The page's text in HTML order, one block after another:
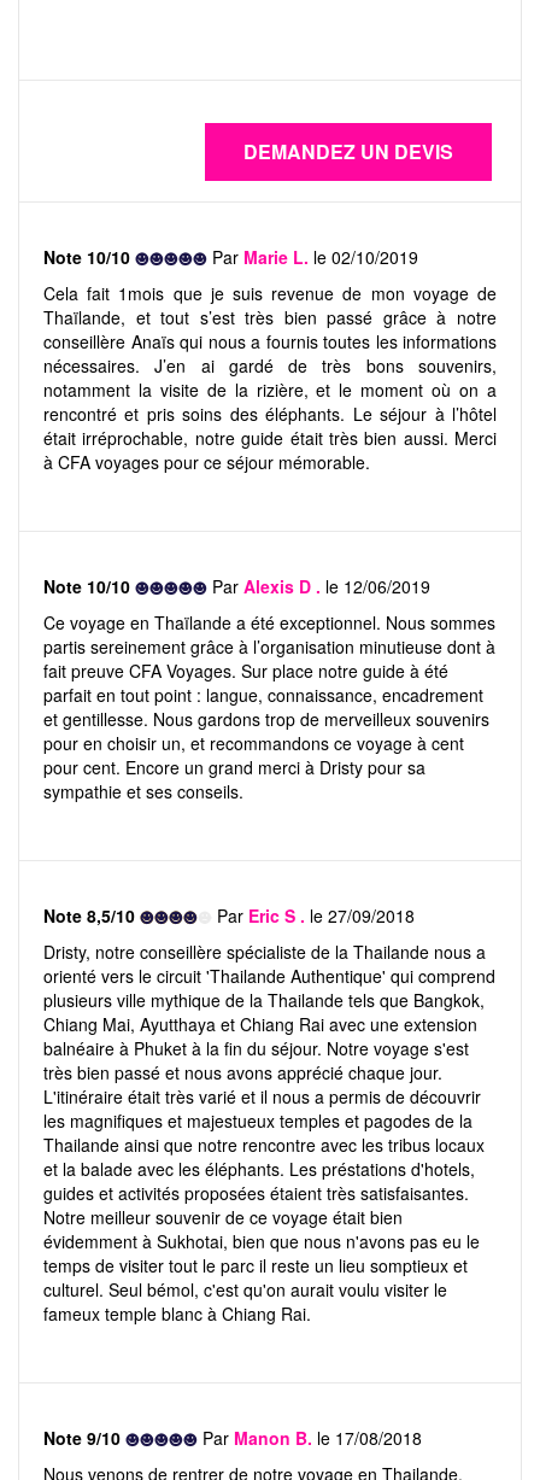
Note 10/10 Par Marie L. le 02/10/2019
Cela fait 1mois que je suis revenue de mon voyage de
Thaïlande, et tout s’est très bien passé grâce à notre
conseillère Anaïs qui nous a fournis toutes les informations
nécessaires. J’en ai gardé de très bons souvenirs,
notamment la visite de la rizière, et le moment où on a
rencontré et pris soins des éléphants. Le séjour à l’hôtel
était irréprochable, notre guide était très bien aussi. Merci
à CFA voyages pour ce séjour mémorable.
Note 10/10 Par Alexis D . le 12/06/2019
Ce voyage en Thaïlande a été exceptionnel. Nous sommes
partis sereinement grâce à l’organisation minutieuse dont à
fait preuve CFA Voyages. Sur place notre guide à été
parfait en tout point : langue, connaissance, encadrement
et gentillesse. Nous gardons trop de merveilleux souvenirs
pour en choisir un, et recommandons ce voyage à cent
pour cent. Encore un grand merci à Dristy pour sa
sympathie et ses conseils.
Note 8,5/10 Par Eric S . le 27/09/2018
Dristy, notre conseillère spécialiste de la Thailande nous a
orienté vers le circuit 'Thailande Authentique' qui comprend
plusieurs ville mythique de la Thailande tels que Bangkok,
Chiang Mai, Ayutthaya et Chiang Rai avec une extension
balnéaire à Phuket à la fin du séjour. Notre voyage s'est
très bien passé et nous avons apprécié chaque jour.
L'itinéraire était très varié et il nous a permis de découvrir
les magnifiques et majestueux temples et pagodes de la
Thailande ainsi que notre rencontre avec les tribus locaux
et la balade avec les éléphants. Les préstations d'hotels,
guides et activités proposées étaient très satisfaisantes.
Notre meilleur souvenir de ce voyage était bien
évidemment à Sukhotai, bien que nous n'avons pas eu le
temps de visiter tout le parc il reste un lieu somptieux et
culturel. Seul bémol, c'est qu'on aurait voulu visiter le
fameux temple blanc à Chiang Rai.
Note 9/10 Par Manon B. le 17/08/2018
Nous venons de rentrer de notre voyage en Thailande.